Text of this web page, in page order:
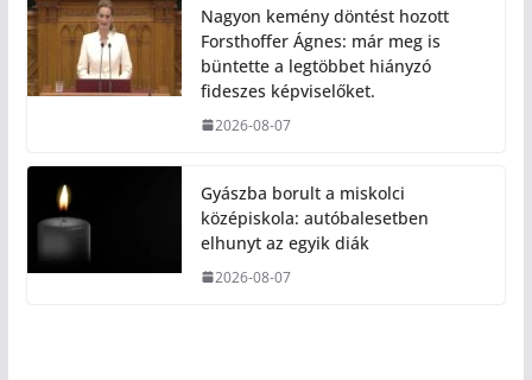
Nagyon kemény döntést hozott
Forsthoffer Ágnes: már meg is
büntette a legtöbbet hiányzó
fideszes képviselőket.
2026-08-07
Gyászba borult a miskolci
középiskola: autóbalesetben
elhunyt az egyik diák
2026-08-07